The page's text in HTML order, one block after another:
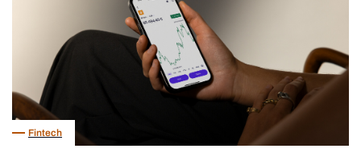
Fintech